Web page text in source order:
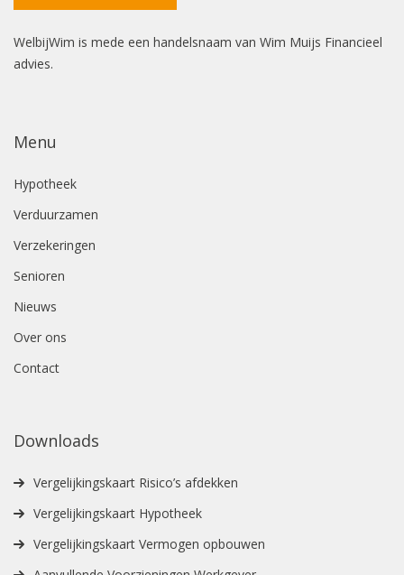
WelbijWim is mede een handelsnaam van Wim Muijs Financieel
advies.
Menu
Hypotheek
Verduurzamen
Verzekeringen
Senioren
Nieuws
Over ons
Contact
Downloads
Vergelijkingskaart Risico’s afdekken
Vergelijkingskaart Hypotheek
Vergelijkingskaart Vermogen opbouwen